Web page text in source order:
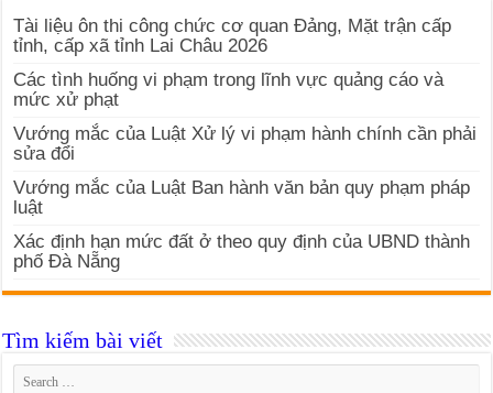
Tài liệu ôn thi công chức cơ quan Đảng, Mặt trận cấp
tỉnh, cấp xã tỉnh Lai Châu 2026
Các tình huống vi phạm trong lĩnh vực quảng cáo và
mức xử phạt
Vướng mắc của Luật Xử lý vi phạm hành chính cần phải
sửa đổi
Vướng mắc của Luật Ban hành văn bản quy phạm pháp
luật
Xác định hạn mức đất ở theo quy định của UBND thành
phố Đà Nẵng
Tìm kiếm bài viết